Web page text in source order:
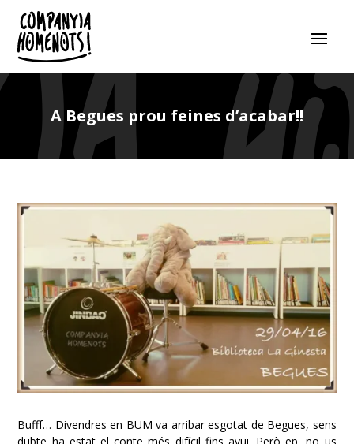
A Begues prou feines d’acabar!!
Bufff… Divendres en BUM va arribar esgotat de Begues, sens